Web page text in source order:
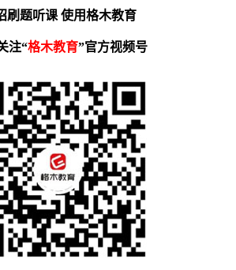
刷题听课 使用格木教育
注“格木教育”官方视频号